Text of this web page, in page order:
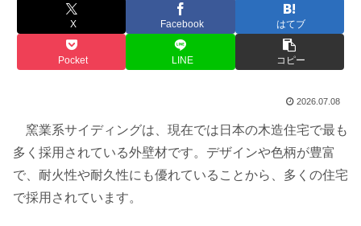
X Facebook はてブ
Pocket LINE コピー
2026.07.08
窯業系サイディングは、現在では日本の木造住宅で最も
多く採用されている外壁材です。デザインや色柄が豊富
で、耐火性や耐久性にも優れていることから、多くの住宅
で採用されています。